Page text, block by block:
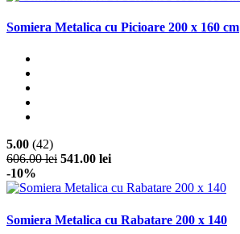
Somiera Metalica cu Picioare 200 x 160 cm
5.00 (42)
606.00 lei 541.00 lei
-10%
Somiera Metalica cu Rabatare 200 x 140